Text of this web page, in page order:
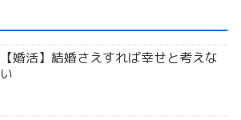
【婚活】結婚さえすれば幸せと考えな
い